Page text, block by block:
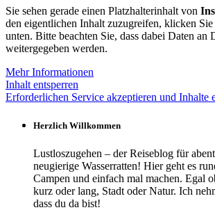
Sie sehen gerade einen Platzhalterinhalt von
den eigentlichen Inhalt zuzugreifen, klicken
unten. Bitte beachten Sie, dass dabei Daten an
weitergegeben werden.
Mehr Informationen
Inhalt entsperren
Erforderlichen Service akzeptieren und Inhalte
Herzlich Willkommen
Lustloszugehen – der Reiseblog für
neugierige Wasserratten! Hier geht es
Campen und einfach mal machen. Egal
kurz oder lang, Stadt oder Natur. Ich
dass du da bist!